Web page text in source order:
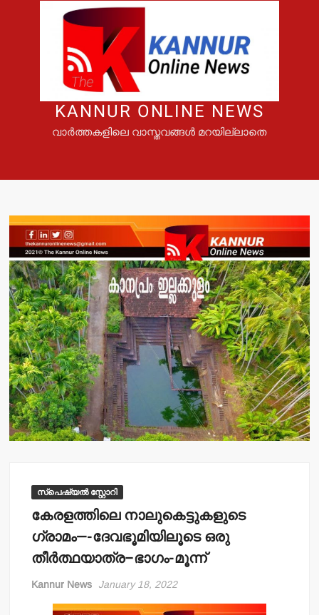
KANNUR ONLINE NEWS
വാർത്തകളിലെ വാസ്തവങ്ങൾ മറയില്ലാതെ
സ്പെഷ്യൽ സ്റ്റോറി
കേരളത്തിലെ നാലുകെട്ടുകളുടെ
ഗ്രാമം—-ദേവഭൂമിയിലൂടെ ഒരു
തീര്‍ത്ഥയാത്ര–ഭാഗം-മൂന്ന്
Kannur News January 18, 2022